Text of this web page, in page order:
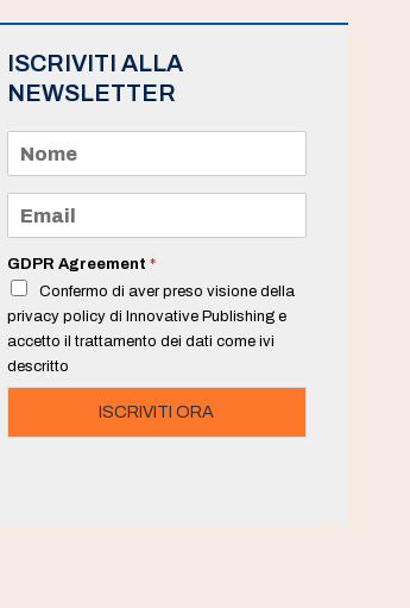
ISCRIVITI ALLA
NEWSLETTER
m
e
a
i
*
GDPR Agreement *
Confermo di aver preso visione della
privacy policy di Innovative Publishing e
accetto il trattamento dei dati come ivi
descritto
ISCRIVITI ORA